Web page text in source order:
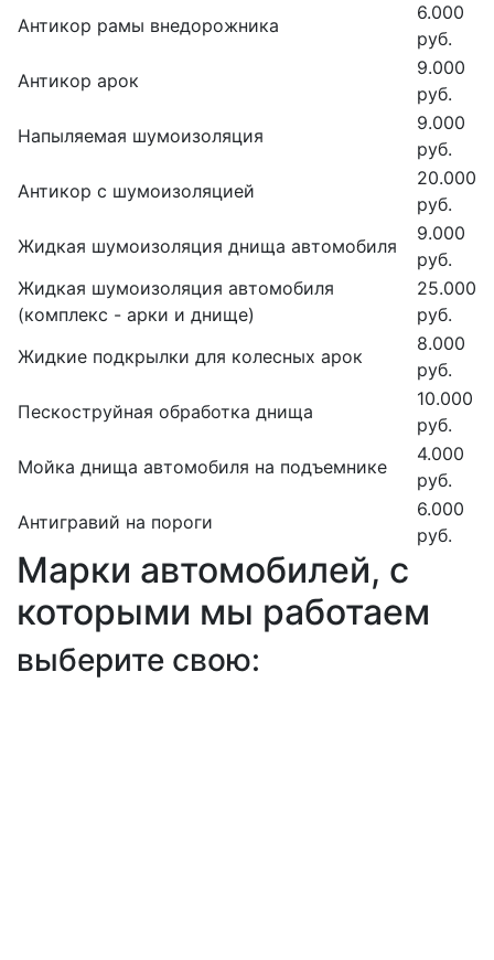
Антикор рамы внедорожника
6.000
руб.
Антикор арок
9.000
руб.
Напыляемая шумоизоляция
9.000
руб.
Антикор с шумоизоляцией
20.000
руб.
Жидкая шумоизоляция днища автомобиля
9.000
руб.
Жидкая шумоизоляция автомобиля
(комплекс - арки и днище)
25.000
руб.
Жидкие подкрылки для колесных арок
8.000
руб.
Пескоструйная обработка днища
10.000
руб.
Мойка днища автомобиля на подъемнике
4.000
руб.
Антигравий на пороги
6.000
руб.
Марки автомобилей, с
которыми мы работаем
выберите свою: